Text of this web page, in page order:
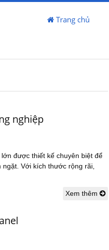
Trang chủ
nghiệp
được thiết kế chuyên biệt để
Với kích thước rộng rãi,
Xem thêm